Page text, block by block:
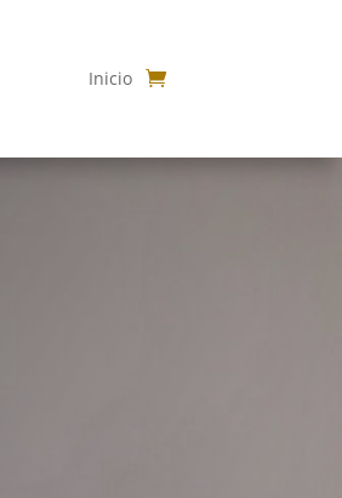
Inicio